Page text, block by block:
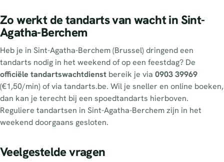
Zo werkt de tandarts van wacht in Sint-
Agatha-Berchem
Heb je in Sint-Agatha-Berchem (Brussel) dringend een
tandarts nodig in het weekend of op een feestdag? De
officiële tandartswachtdienst bereik je via 0903 39969
(€1,50/min) of via tandarts.be. Wil je sneller en online boeken,
dan kan je terecht bij een spoedtandarts hierboven.
Reguliere tandartsen in Sint-Agatha-Berchem zijn in het
weekend doorgaans gesloten.
Veelgestelde vragen